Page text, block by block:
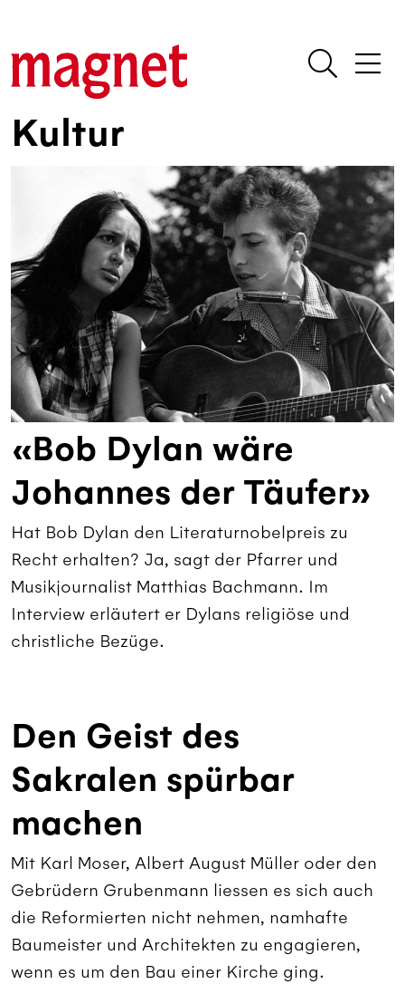
Kultur
«Bob Dylan wäre
Johannes der Täufer»
Hat Bob Dylan den Literaturnobelpreis zu
Recht erhalten? Ja, sagt der Pfarrer und
Musikjournalist Matthias Bachmann. Im
Interview erläutert er Dylans religiöse und
christliche Bezüge.
Den Geist des
Sakralen spürbar
machen
Mit Karl Moser, Albert August Müller oder den
Gebrüdern Grubenmann liessen es sich auch
die Reformierten nicht nehmen, namhafte
Baumeister und Architekten zu engagieren,
wenn es um den Bau einer Kirche ging.